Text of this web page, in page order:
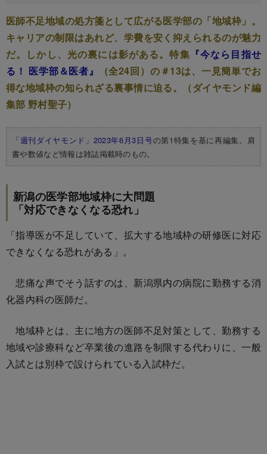
医師不足地域の処方箋として広がる医学部の「地域枠」。
キャリアの制限はあれど、学費を安く抑えられるのが魅力
だ。しかし、光の裏には影がある。特集 『今なら目指せ
る！ 医学部＆医者』
（全24回）の＃13は、一見簡単でお
得な地域枠の知られざる裏事情に迫る。（ダイヤモンド編
集部 野村聖子）
「週刊ダイヤモンド」2023年6月3日号の第1特集を基に再編集。肩
書や数値など情報は雑誌掲載時のもの。
新潟の医学部地域枠に大問題
「対応できなくなる恐れ」
「指導医が不足していて、拡大する地域枠の研修医に対応
できなくなる恐れがある」。
悲痛な声でそう話すのは、新潟県内の病院に勤務する消
化器内科の医師だ。
地域枠とは、主に地方の医師不足対策として、勤務する
地域や診療科など卒業後の進路を制限する代わりに、一般
入試とは別枠で設けられている入試枠だ。